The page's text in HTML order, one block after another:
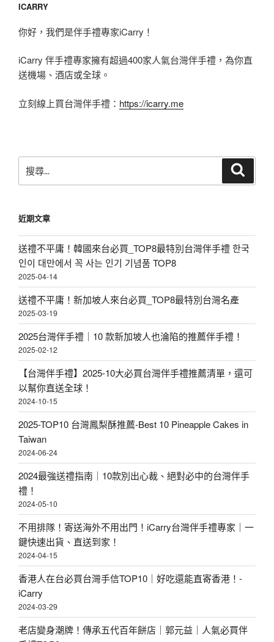
ICARRY
你好，我們是伴手禮專家iCarry！
iCarry 伴手禮專家擁有超過400家人氣台灣伴手禮，為你直
送機場、酒店或全球。
立刻線上買台灣伴手禮： https://icarry.me
尋
字:
近期文章
送禮不平庸！韓國來台必買_TOP8最特別台灣伴手禮 한국
인이 대만에서 꼭 사는 인기 기념품 TOP8
2025-04-14
送禮不平庸！新加坡人來台必買_TOP8最特別台灣名產
2025-03-19
2025台灣伴手禮｜10 款新加坡人也淪陷的推薦伴手禮！
2025-02-12
【台灣伴手禮】2025-10大必買台灣伴手禮推薦清單，還可
以幫你直送全球！
2024-10-15
2025-TOP10 台灣鳳梨酥推薦-Best 10 Pineapple Cakes in
Taiwan
2024-06-24
2024最強送禮指南｜10款別出心裁、絕對必中的台灣伴手
禮！
2024-05-10
不用排隊！寄送海外不用出門！iCarry台灣伴手禮專家｜一
鍵快速出貨、直送到家！
2024-04-15
香港人在台必買台灣手信TOP10｜好吃還能直寄香港！-
iCarry
2024-03-29
老店變身潮牌！傳承五代百年餅店｜郭元益｜人氣必買伴